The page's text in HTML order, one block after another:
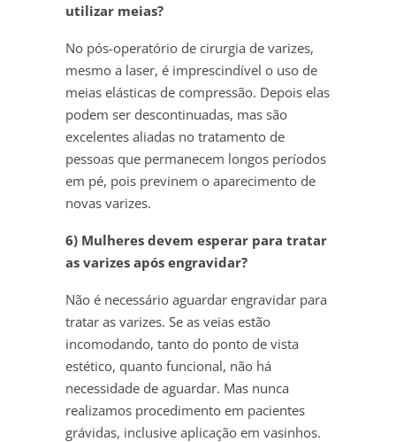
utilizar meias?
No pós-operatório de cirurgia de varizes,
mesmo a laser, é imprescindível o uso de
meias elásticas de compressão. Depois elas
podem ser descontinuadas, mas são
excelentes aliadas no tratamento de
pessoas que permanecem longos períodos
em pé, pois previnem o aparecimento de
novas varizes.
6) Mulheres devem esperar para tratar
as varizes após engravidar?
Não é necessário aguardar engravidar para
tratar as varizes. Se as veias estão
incomodando, tanto do ponto de vista
estético, quanto funcional, não há
necessidade de aguardar. Mas nunca
realizamos procedimento em pacientes
grávidas, inclusive aplicação em vasinhos.